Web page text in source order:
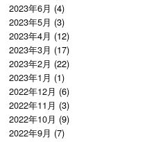
2023年6月 (4)
2023年5月 (3)
2023年4月 (12)
2023年3月 (17)
2023年2月 (22)
2023年1月 (1)
2022年12月 (6)
2022年11月 (3)
2022年10月 (9)
2022年9月 (7)